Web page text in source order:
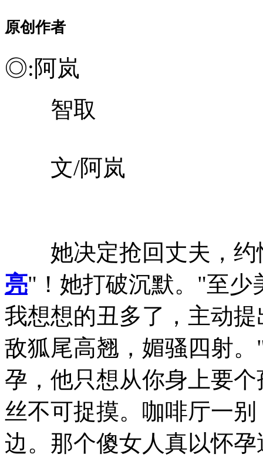
原创作者
◎:阿岚
智取
文/阿岚
她决定抢回丈夫，约
亮"！她打破沉默。"至少
我想想的丑多了，主动
敌狐尾高翘，媚骚四射
孕，他只想从你身上要
丝不可捉摸。咖啡厅一
边。那个傻女人真以怀